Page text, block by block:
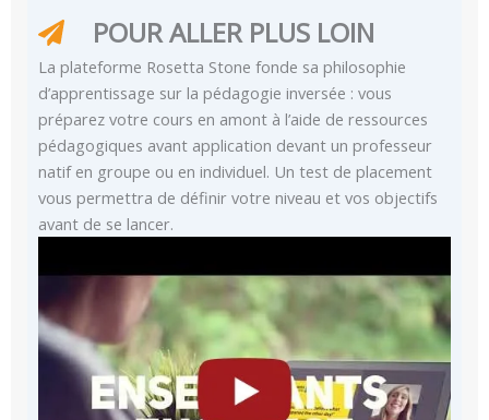
POUR ALLER PLUS LOIN
La plateforme Rosetta Stone fonde sa philosophie
d’apprentissage sur la pédagogie inversée : vous
préparez votre cours en amont à l’aide de ressources
pédagogiques avant application devant un professeur
natif en groupe ou en individuel. Un test de placement
vous permettra de définir votre niveau et vos objectifs
avant de se lancer.